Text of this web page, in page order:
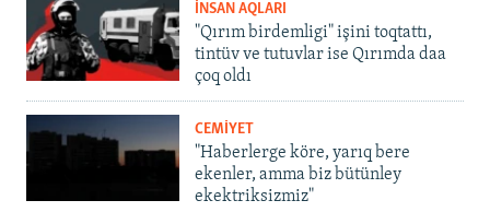
İNSAN AQLARI
"Qırım birdemligi" işini toqtattı,
tintüv ve tutuvlar ise Qırımda daa
çoq oldı
CEMİYET
"Haberlerge köre, yarıq bere
ekenler, amma biz bütünley
ekektriksizmiz"